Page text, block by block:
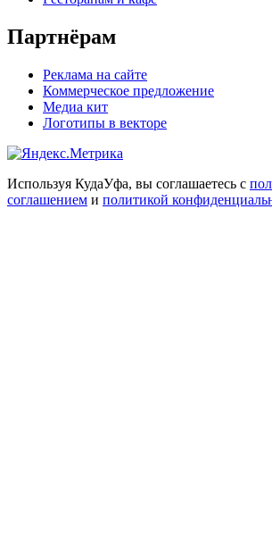
Партнёрам
Реклама на сайте
Коммерческое предложение
Медиа кит
Логотипы в векторе
Используя КудаУфа, вы соглашаетесь с
соглашением и политикой